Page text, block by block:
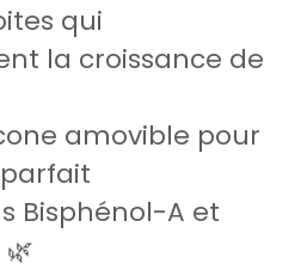
qui
la croissance de
amovible pour
Bisphénol-A et